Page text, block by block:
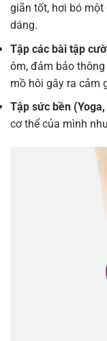
giãn tốt, hơi bó
dáng.
Tập các bài tập
ôm, đảm bảo
mồ hôi gây ra cảm
Tập sức bền
cơ thể của mình